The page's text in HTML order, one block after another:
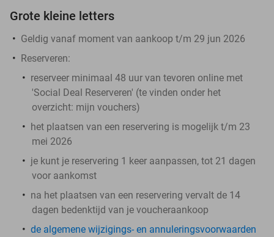
Grote kleine letters
Geldig vanaf moment van aankoop t/m 29 jun 2026
Reserveren:
reserveer minimaal 48 uur van tevoren online met
'Social Deal Reserveren' (te vinden onder het
overzicht: mijn vouchers)
het plaatsen van een reservering is mogelijk t/m 23
mei 2026
je kunt je reservering 1 keer aanpassen, tot 21 dagen
voor aankomst
na het plaatsen van een reservering vervalt de 14
dagen bedenktijd van je voucheraankoop
de algemene wijzigings- en annuleringsvoorwaarden